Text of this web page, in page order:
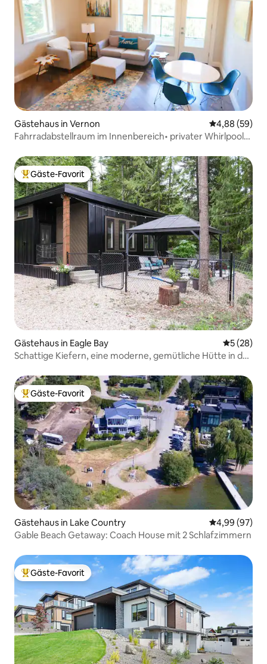
Gästehaus in Vernon
4,88 (59)
Fahrradabstellraum im Innenbereich• privater Whirlpool•
Beliebter Gäste-Favorit.
Gäste-Favorit
Gästehaus in Eagle Bay
5 (28)
Schattige Kiefern, eine moderne, gemütliche Hütte in der
Beliebter Gäste-Favorit.
Gäste-Favorit
Gästehaus in Lake Country
4,99 (97)
Gable Beach Getaway: Coach House mit 2 Schlafzimmern
Beliebter Gäste-Favorit.
Gäste-Favorit